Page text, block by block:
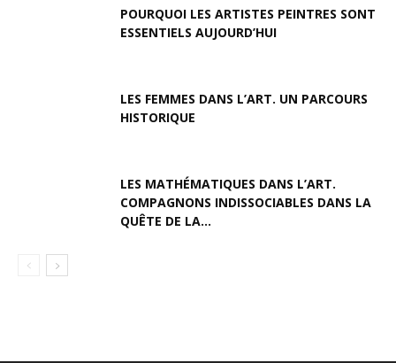
POURQUOI LES ARTISTES PEINTRES SONT
ESSENTIELS AUJOURD’HUI
LES FEMMES DANS L’ART. UN PARCOURS
HISTORIQUE
LES MATHÉMATIQUES DANS L’ART.
COMPAGNONS INDISSOCIABLES DANS LA
QUÊTE DE LA...